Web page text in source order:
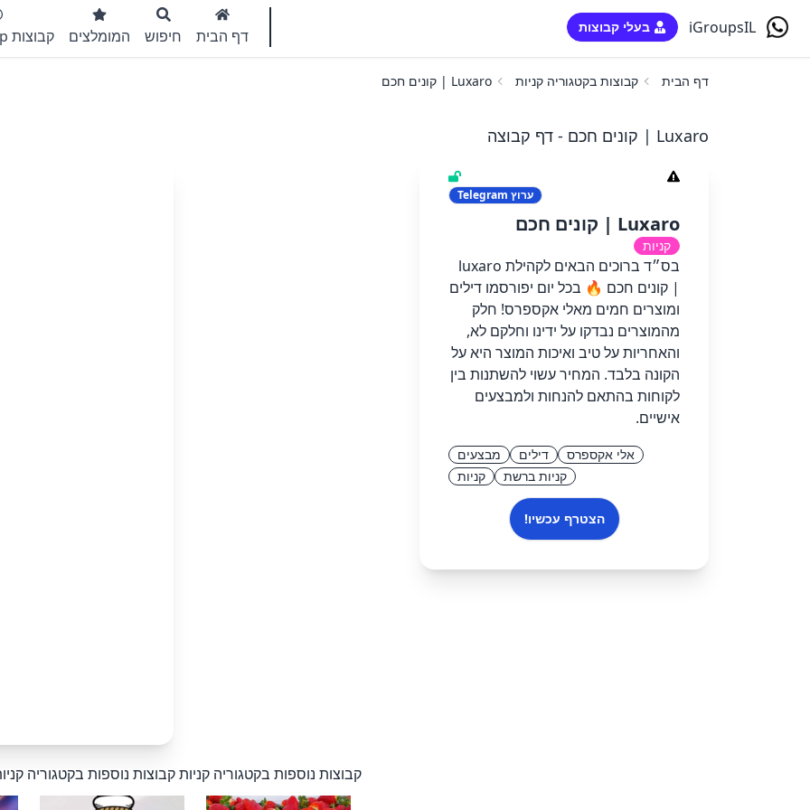
iGroupsIL בעלי קבוצות דף הבית חיפוש המומלצים קבוצות WhatsApp
דף הבית קבוצות בקטגוריה קניות Luxaro | קונים חכם
Luxaro | קונים חכם - דף קבוצה
ערוץ
Luxaro | קונים חכם
קניות
בס״ד ברוכים הבאים לקהילת luxaro
| קונים חכם 🔥 בכל יום יפורסמו דילים
ומוצרים חמים מאלי אקספרס! חלק
מהמוצרים נבדקו על ידינו וחלקם לא,
והאחריות על טיב ואיכות המוצר היא על
הקונה בלבד. המחיר עשוי להשתנות בין
לקוחות בהתאם להנחות ולמבצעים
אישיים.
אלי אקספרס דילים
מבצעים
קניות ברשת
קניות
הצטרף עכשיו!
קבוצות נוספות בקטגוריה קניותקבוצות נוספות בקטגוריה